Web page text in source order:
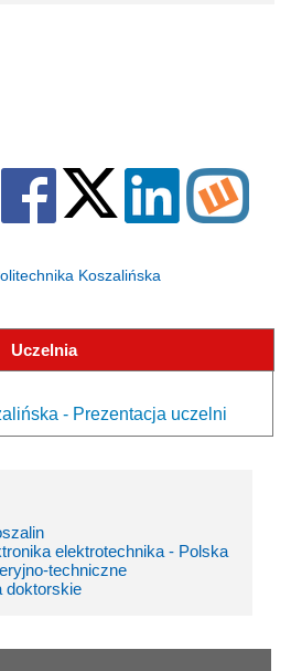
Koszalińska
Uczelnia
- Prezentacja uczelni
elektrotechnika - Polska
techniczne
doktorskie